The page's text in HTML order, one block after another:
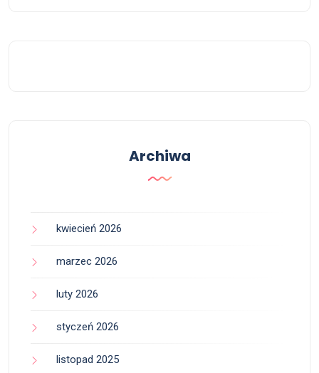
Archiwa
kwiecień 2026
marzec 2026
luty 2026
styczeń 2026
listopad 2025